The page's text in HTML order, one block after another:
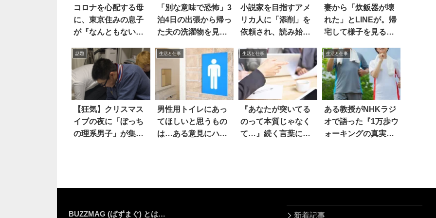
コロナを心配する母
に、東京住みの息子
が『なんともない』
「別な意味で恐怖」3
泊4日の出張から帰っ
た夫の洗濯物を見た
小説家を目指すアメ
リカ人に「添削」を
依頼され、読み始め
妻から「炊飯器が壊
れた」とLINEが。帰
宅して様子を見る
話題
【狂気】クリスマス
イブの夜に「ぼっち
の理系男子」が集ま
生活と仕事
男性用トイレにあっ
てほしいと思うもの
は…ある意見にハッ
生活と仕事
『あなたが突いてる
のって本質じゃなく
て…』続く言葉に、
生活と仕事
ある教授がNHKラジ
オで語った『1万歩ウ
ォーキングの真実』
BUZZMAG (ばずまぐ) とは… 新着記事